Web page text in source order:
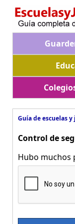
Guía de escuelas
Control de
Hubo muchos